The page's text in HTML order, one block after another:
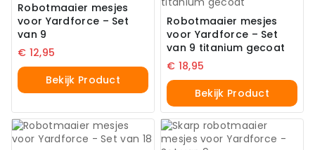
Robotmaaier mesjes
voor Yardforce – Set
van 9
€ 12,95
Bekijk Product
Robotmaaier mesjes
voor Yardforce – Set
van 9 titanium gecoat
€ 18,95
Bekijk Product